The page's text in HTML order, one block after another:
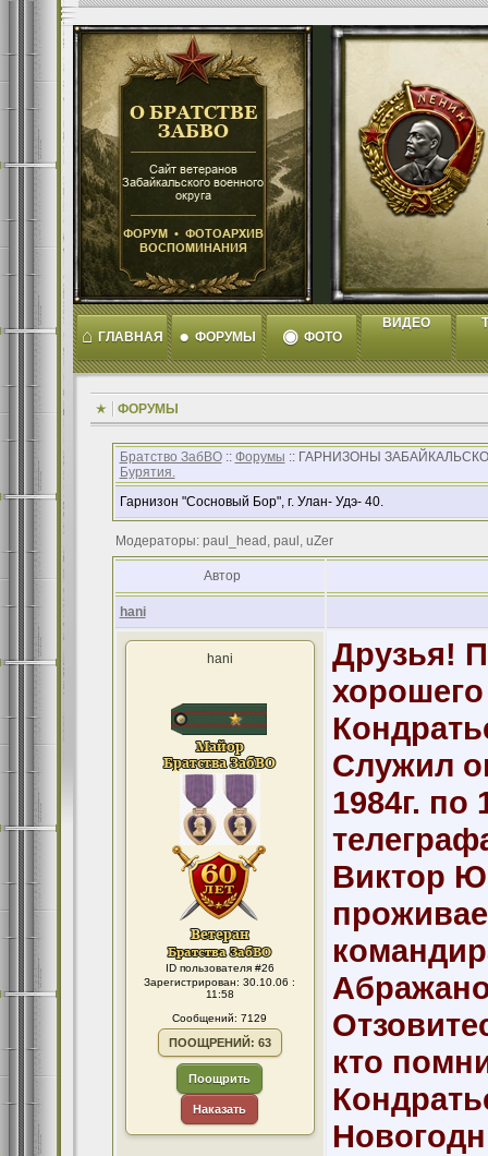
⌂ ГЛАВНАЯ ● ФОРУМЫ ◉ ФОТО
ВИДЕО
ФОРУМЫ
Братство ЗабВО:: Форумы :: ГАРНИЗОНЫ
Бурятия.
Гарнизон "Сосновый Бор", г. Улан- Удэ- 40.
Модераторы: paul_head, paul, uZer
Автор
hani
hani
ID пользователя #26
Зарегистрирован: 30.10.06 :
11:58
Сообщений: 7129
ПООЩРЕНИЙ: 63
Поощрить
Наказать
Друзья!
Служил
1984г.
Виктор
кто